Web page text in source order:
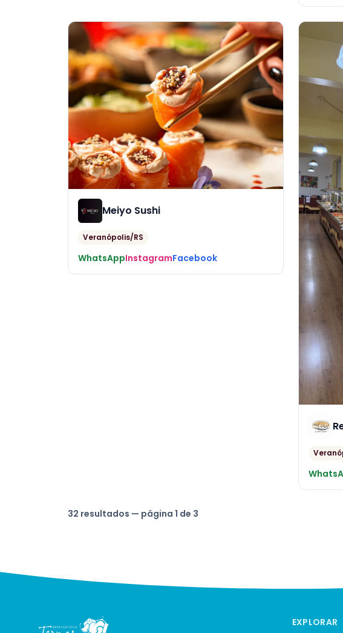
Meiyo Sushi
Veranópolis/RS
WhatsAppInstagramFacebook
32 resultados — página 1 de 3
EXPLORAR